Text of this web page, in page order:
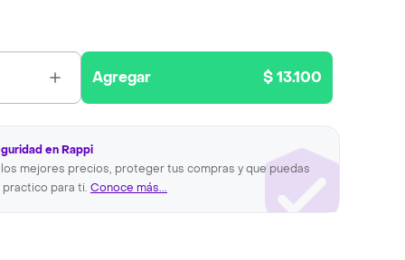
Agregar $ 13.100
en Rappi
mejores precios, proteger tus compras y que puedas
para ti. Conoce más...